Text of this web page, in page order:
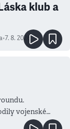
klub a
•7. 8. 2026
vojenské